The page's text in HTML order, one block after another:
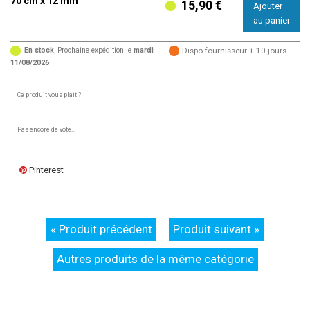
15,90 €
En stock, Prochaine expédition le mardi
11/08/2026
Dispo fournisseur + 10 jours
Ce produit vous plait ?
Pas encore de vote...
Pinterest
« Produit précédent Produit suivant »
Autres produits de la même catégorie